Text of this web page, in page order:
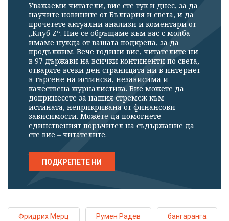
Уважаеми читатели, вие сте тук и днес, за да
научите новините от България и света, и да
прочетете актуални анализи и коментари от
„Клуб Z“. Ние се обръщаме към вас с молба –
имаме нужда от вашата подкрепа, за да
продължим. Вече години вие, читателите ни
в 97 държави на всички континенти по света,
отваряте всеки ден страницата ни в интернет
в търсене на истинска, независима и
качествена журналистика. Вие можете да
допринесете за нашия стремеж към
истината, неприкривана от финансови
зависимости. Можете да помогнете
единственият поръчител на съдържание да
сте вие – читателите.
ПОДКРЕПЕТЕ НИ
Фридрих Мерц Румен Радев бангаранга